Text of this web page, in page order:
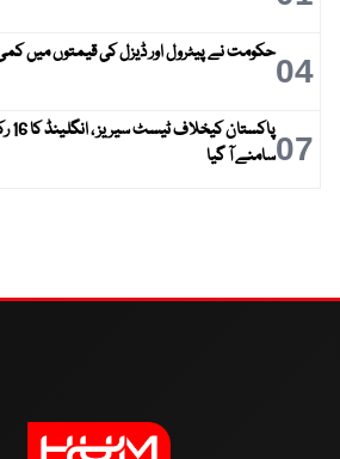
04حکومت نے پیٹرول اور ڈیزل کی قیمتوں میں
07سامنے آ گیا